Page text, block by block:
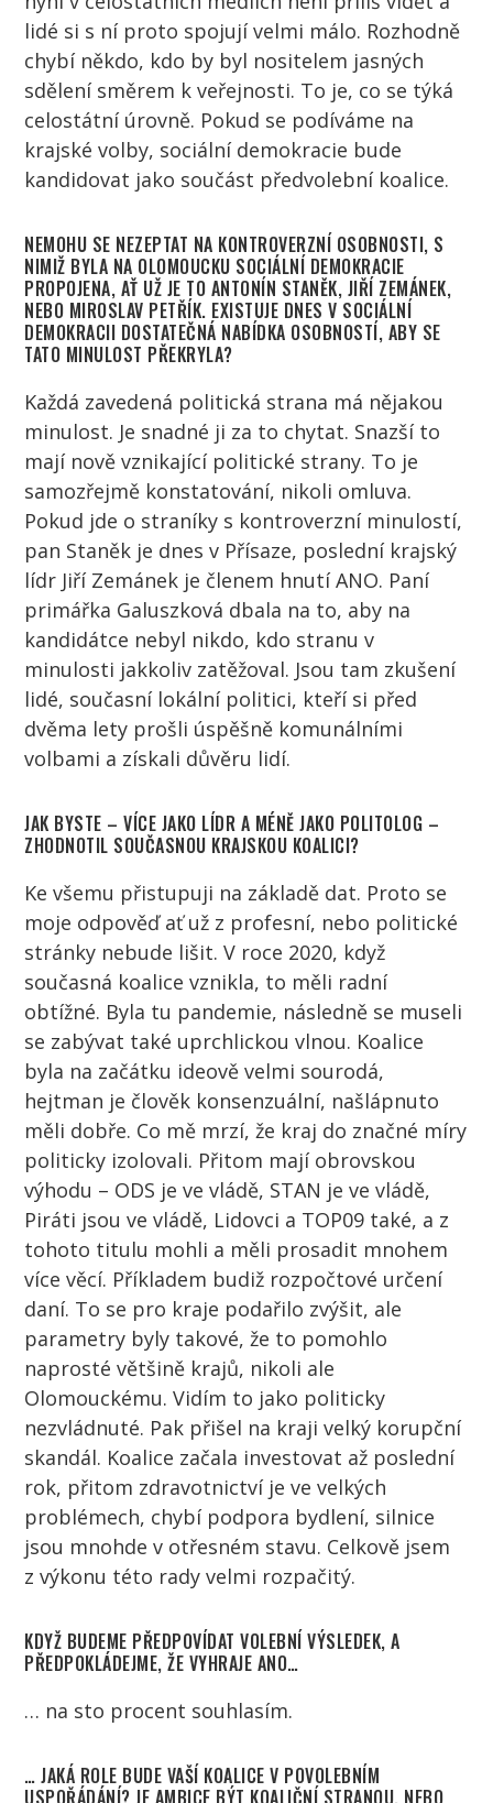
lidé si s ní proto spojují velmi málo. Rozhodně
chybí někdo, kdo by byl nositelem jasných
sdělení směrem k veřejnosti. To je, co se týká
celostátní úrovně. Pokud se podíváme na
krajské volby, sociální demokracie bude
kandidovat jako součást předvolební koalice.
NEMOHU SE NEZEPTAT NA KONTROVERZNÍ OSOBNOSTI, S
NIMIŽ BYLA NA OLOMOUCKU SOCIÁLNÍ DEMOKRACIE
PROPOJENA, AŤ UŽ JE TO ANTONÍN STANĚK, JIŘÍ ZEMÁNEK,
NEBO MIROSLAV PETŘÍK. EXISTUJE DNES V SOCIÁLNÍ
DEMOKRACII DOSTATEČNÁ NABÍDKA OSOBNOSTÍ, ABY SE
TATO MINULOST PŘEKRYLA?
Každá zavedená politická strana má nějakou
minulost. Je snadné ji za to chytat. Snazší to
mají nově vznikající politické strany. To je
samozřejmě konstatování, nikoli omluva.
Pokud jde o straníky s kontroverzní minulostí,
pan Staněk je dnes v Přísaze, poslední krajský
lídr Jiří Zemánek je členem hnutí ANO. Paní
primářka Galuszková dbala na to, aby na
kandidátce nebyl nikdo, kdo stranu v
minulosti jakkoliv zatěžoval. Jsou tam zkušení
lidé, současní lokální politici, kteří si před
dvěma lety prošli úspěšně komunálními
volbami a získali důvěru lidí.
JAK BYSTE – VÍCE JAKO LÍDR A MÉNĚ JAKO POLITOLOG –
ZHODNOTIL SOUČASNOU KRAJSKOU KOALICI?
Ke všemu přistupuji na základě dat. Proto se
moje odpověď ať už z profesní, nebo politické
stránky nebude lišit. V roce 2020, když
současná koalice vznikla, to měli radní
obtížné. Byla tu pandemie, následně se museli
se zabývat také uprchlickou vlnou. Koalice
byla na začátku ideově velmi sourodá,
hejtman je člověk konsenzuální, našlápnuto
měli dobře. Co mě mrzí, že kraj do značné míry
politicky izolovali. Přitom mají obrovskou
výhodu – ODS je ve vládě, STAN je ve vládě,
Piráti jsou ve vládě, Lidovci a TOP09 také, a z
tohoto titulu mohli a měli prosadit mnohem
více věcí. Příkladem budiž rozpočtové určení
daní. To se pro kraje podařilo zvýšit, ale
parametry byly takové, že to pomohlo
naprosté většině krajů, nikoli ale
Olomouckému. Vidím to jako politicky
nezvládnuté. Pak přišel na kraji velký korupční
skandál. Koalice začala investovat až poslední
rok, přitom zdravotnictví je ve velkých
problémech, chybí podpora bydlení, silnice
jsou mnohde v otřesném stavu. Celkově jsem
z výkonu této rady velmi rozpačitý.
KDYŽ BUDEME PŘEDPOVÍDAT VOLEBNÍ VÝSLEDEK, A
PŘEDPOKLÁDEJME, ŽE VYHRAJE ANO…
… na sto procent souhlasím.
… JAKÁ ROLE BUDE VAŠÍ KOALICE V POVOLEBNÍM
USPOŘÁDÁNÍ? JE AMBICE BÝT KOALIČNÍ STRANOU, NEBO